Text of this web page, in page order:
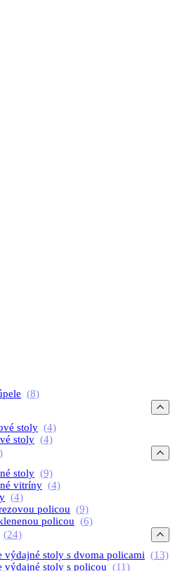
(8)
stoly (4)
stoly (4)
stoly (9)
vitríny (4)
(4)
policou (9)
policou (6)
(24)
výdajné stoly s dvoma policami (13)
výdajné stoly s policou (11)